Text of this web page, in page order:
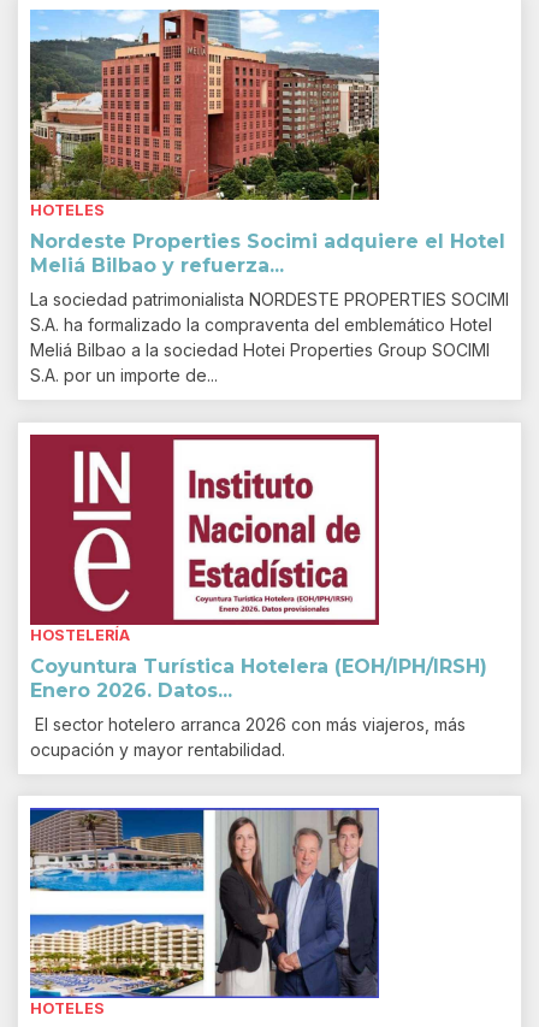
HOTELES
Nordeste Properties Socimi adquiere el Hotel
Meliá Bilbao y refuerza...
La sociedad patrimonialista NORDESTE PROPERTIES SOCIMI
S.A. ha formalizado la compraventa del emblemático Hotel
Meliá Bilbao a la sociedad Hotei Properties Group SOCIMI
S.A. por un importe de...
HOSTELERÍA
Coyuntura Turística Hotelera (EOH/IPH/IRSH)
Enero 2026. Datos...
El sector hotelero arranca 2026 con más viajeros, más
ocupación y mayor rentabilidad.
HOTELES